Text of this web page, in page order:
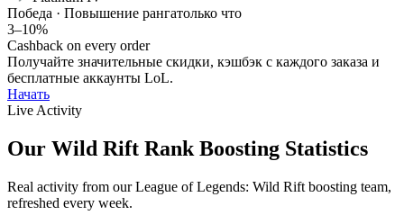
Победа · Повышение рангатолько что
3–10%
Cashback on every order
Получайте значительные скидки, кэшбэк с каждого заказа и
бесплатные аккаунты LoL.
Начать
Live Activity
Our Wild Rift Rank Boosting Statistics
Real activity from our League of Legends: Wild Rift boosting team,
refreshed every week.